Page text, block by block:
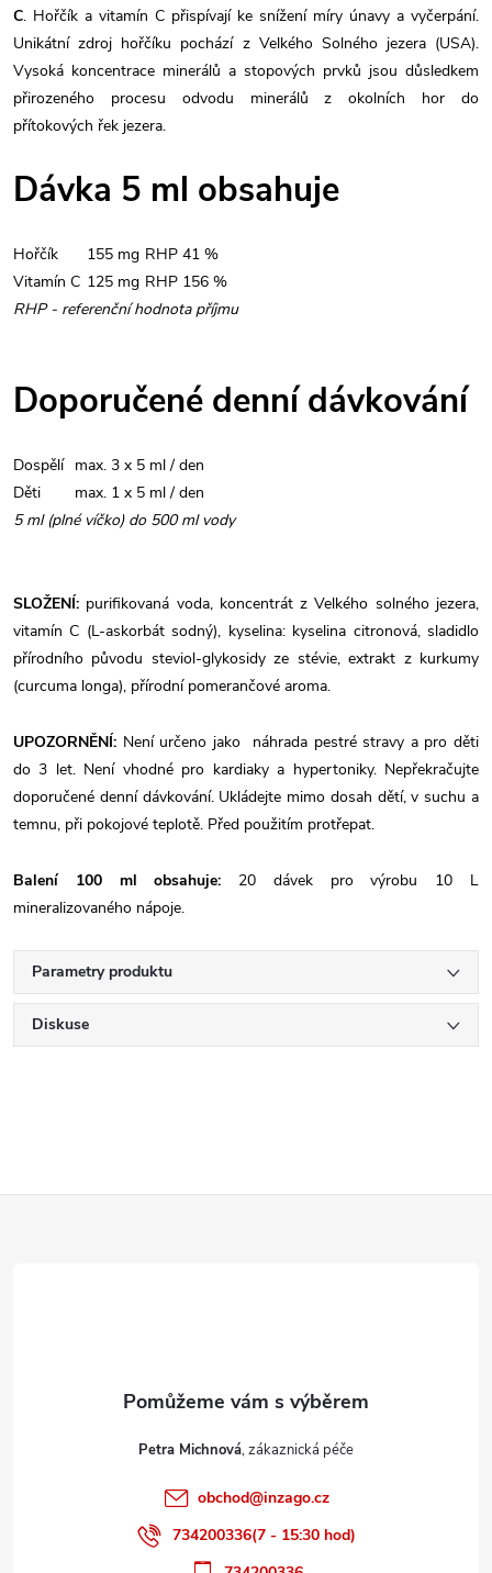
C. Hořčík a vitamín C přispívají ke snížení míry únavy a vyčerpání.
Unikátní zdroj hořčíku pochází z Velkého Solného jezera (USA).
Vysoká koncentrace minerálů a stopových prvků jsou důsledkem
přirozeného procesu odvodu minerálů z okolních hor do
přítokových řek jezera.
Dávka 5 ml obsahuje
Hořčík 155 mg RHP 41 %
Vitamín C 125 mg RHP 156 %
RHP - referenční hodnota příjmu
Doporučené denní dávkování
Dospělí max. 3 x 5 ml / den
Děti
max. 1 x 5 ml / den
5 ml (plné víčko) do 500 ml vody
SLOŽENÍ: purifikovaná voda, koncentrát z Velkého solného jezera,
vitamín C (L-askorbát sodný), kyselina: kyselina citronová, sladidlo
přírodního původu steviol-glykosidy ze stévie, extrakt z kurkumy
(curcuma longa), přírodní pomerančové aroma.
UPOZORNĚNÍ: Není určeno jako náhrada pestré stravy a pro děti
do 3 let. Není vhodné pro kardiaky a hypertoniky. Nepřekračujte
doporučené denní dávkování. Ukládejte mimo dosah dětí, v suchu a
temnu, při pokojové teplotě. Před použitím protřepat.
Balení 100 ml obsahuje: 20 dávek pro výrobu 10 L
mineralizovaného nápoje.
Parametry produktu
Diskuse
Petra Michnová
obchod@inzago.cz
734200336(7 - 15:30 hod)